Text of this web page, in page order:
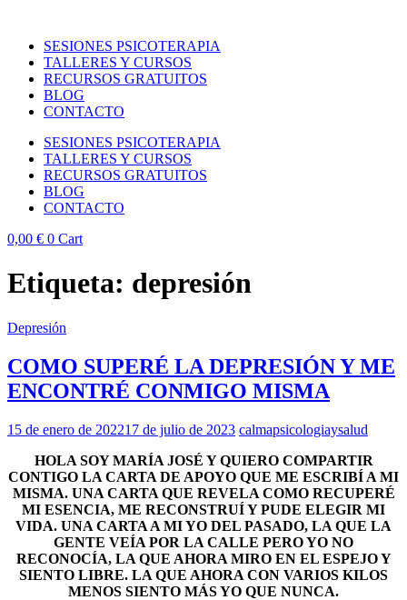
SESIONES PSICOTERAPIA
TALLERES Y CURSOS
RECURSOS GRATUITOS
BLOG
CONTACTO
SESIONES PSICOTERAPIA
TALLERES Y CURSOS
RECURSOS GRATUITOS
BLOG
CONTACTO
0,00 € 0 Cart
Etiqueta: depresión
Depresión
COMO SUPERÉ LA DEPRESIÓN Y ME
ENCONTRÉ CONMIGO MISMA
15 de enero de 202217 de julio de 2023 calmapsicologiaysalud
HOLA SOY MARÍA JOSÉ Y QUIERO COMPARTIR
CONTIGO LA CARTA DE APOYO QUE ME ESCRIBÍ A MI
MISMA. UNA CARTA QUE REVELA COMO RECUPERÉ
MI ESENCIA, ME RECONSTRUÍ Y PUDE ELEGIR MI
VIDA. UNA CARTA A MI YO DEL PASADO, LA QUE LA
GENTE VEÍA POR LA CALLE PERO YO NO
RECONOCÍA, LA QUE AHORA MIRO EN EL ESPEJO Y
SIENTO LIBRE. LA QUE AHORA CON VARIOS KILOS
MENOS SIENTO MÁS YO QUE NUNCA.